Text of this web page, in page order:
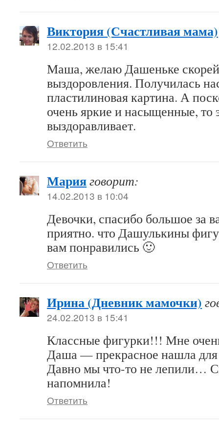
Виктория (Счастливая мама)
12.02.2013 в 15:41
Маша, желаю Дашеньке
выздоровления. Получилась
пластилиновая картина. А
очень яркие и насыщенные, то
выздоравливает.
Ответить
Марияговорит:
14.02.2013 в 10:04
Девочки, спасибо большое за
приятно. что Дашулькины
вам понравились 🙂
Ответить
Ирина (Дневник мамочки)
24.02.2013 в 15:41
Классные фигурки!!! Мне
Даша — прекрасное нашла для
Давно мы что-то не лепили…
напомнила!
Ответить